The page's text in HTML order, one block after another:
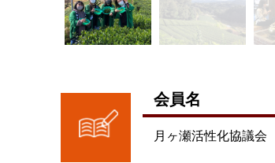
会員名
月ヶ瀬活性化協議会